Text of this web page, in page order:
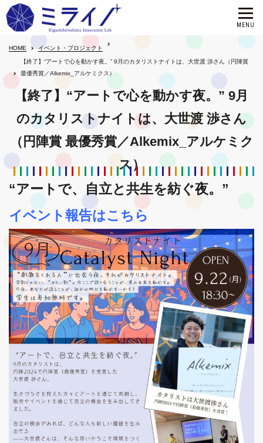
HOME イベント・プロジェクト
【終了】“アートで心を動かす夜。” 9月のカタリストナイトは、大世渡 渉さん（円陣賞
最優秀賞／Alkemix_アルケミクス）
【終了】“アートで心を動かす夜。” 9月
のカタリストナイトは、大世渡 渉さん
（円陣賞 最優秀賞／Alkemix_アルケミク
ス）
“アートで、自立と共生を紡ぐ夜。”
イベント報告はこちら